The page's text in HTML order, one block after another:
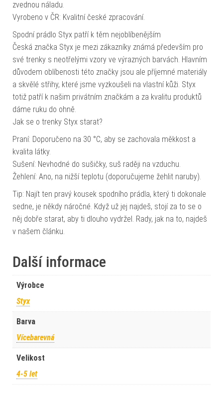
zvednou náladu.
Vyrobeno v ČR: Kvalitní české zpracování.
Spodní prádlo Styx patří k těm nejoblíbenějším
Česká značka Styx je mezi zákazníky známá především pro
své trenky s neotřelými vzory ve výrazných barvách. Hlavním
důvodem oblíbenosti této značky jsou ale příjemné materiály
a skvělé střihy, které jsme vyzkoušeli na vlastní kůži. Styx
totiž patří k našim privátním značkám a za kvalitu produktů
dáme ruku do ohně.
Jak se o trenky Styx starat?
Praní: Doporučeno na 30 °C, aby se zachovala měkkost a
kvalita látky.
Sušení: Nevhodné do sušičky, suš raději na vzduchu.
Žehlení: Ano, na nižší teplotu (doporučujeme žehlit naruby).
Tip: Najít ten pravý kousek spodního prádla, který ti dokonale
sedne, je někdy náročné. Když už jej najdeš, stojí za to se o
něj dobře starat, aby ti dlouho vydržel. Rady, jak na to, najdeš
v našem článku.
Další informace
Výrobce
Styx
Barva
Vícebarevná
Velikost
4-5 let